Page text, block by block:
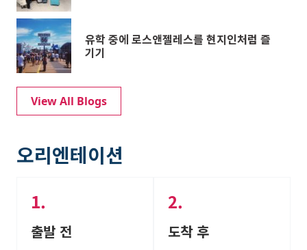
유학 중에 로스앤젤레스를 현지인처럼 즐
기기
View All Blogs
오리엔테이션
출발 전 도착 후